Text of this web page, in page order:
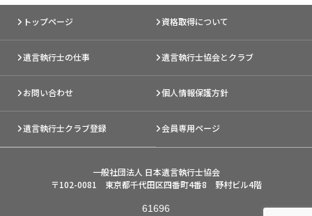
トップページ 資格取得について
遺言執行士の仕事 遺言執行士協会とクラブ
お問い合わせ 個人情報保護方針
遺言執行士クラブ登録 会員専用ページ
一般社団法人 日本遺言執行士協会
〒102-0081 東京都千代田区四番町4番8 野村ビル4階